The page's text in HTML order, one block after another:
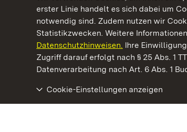
erster Linie handelt es sich dabei um
notwendig sind. Zudem nutzen wir
Statistikzwecken. Weitere
Datenschutzhinweisen. Ihre
Zugriff darauf erfolgt nach § 25 Abs. 1
Datenverarbeitung nach Art. 6 Abs. 1
Cookie-Einstellungen anzeigen
Kommen. Staunen. Genießen.